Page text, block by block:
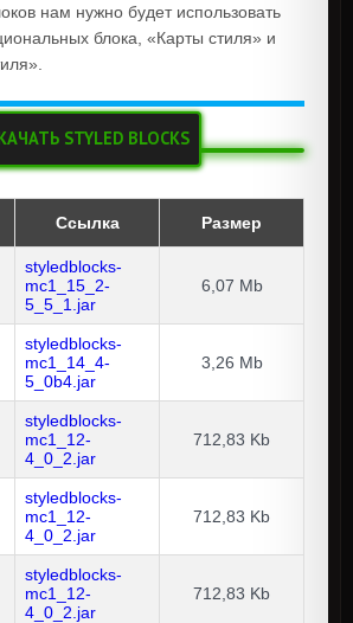
нам нужно будет использовать
блока, «Карты стиля» и
STYLED BLOCKS
Ссылка Размер
styledblocks-
mc1_15_2-
5_5_1.jar
6,07 Mb
styledblocks-
mc1_14_4-
5_0b4.jar
3,26 Mb
styledblocks-
mc1_12-
4_0_2.jar
712,83 Kb
styledblocks-
mc1_12-
4_0_2.jar
712,83 Kb
styledblocks-
mc1_12-
4_0_2.jar
712,83 Kb